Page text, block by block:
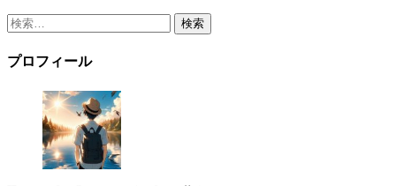
検
プロフィール